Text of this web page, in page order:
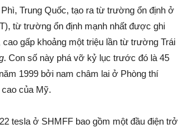
Trung Quốc, tạo ra từ trường ổn định ở
từ trường ổn định mạnh nhất được ghi
cao gấp khoảng một triệu lần từ trường Trái
. Con số này phá vỡ kỷ lục trước đó là 45
1999 bởi nam châm lai ở Phòng thí
của Mỹ.
tesla ở SHMFF bao gồm một đầu điện trở